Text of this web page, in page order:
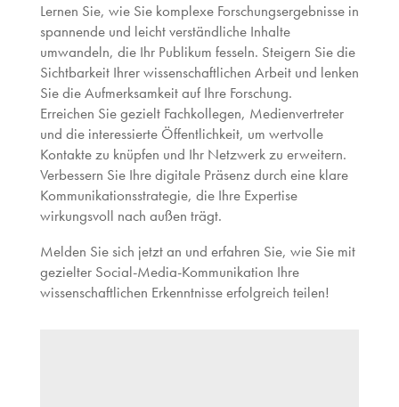
Lernen Sie, wie Sie komplexe Forschungsergebnisse in
spannende und leicht verständliche Inhalte
umwandeln, die Ihr Publikum fesseln. Steigern Sie die
Sichtbarkeit Ihrer wissenschaftlichen Arbeit und lenken
Sie die Aufmerksamkeit auf Ihre Forschung.
Erreichen Sie gezielt Fachkollegen, Medienvertreter
und die interessierte Öffentlichkeit, um wertvolle
Kontakte zu knüpfen und Ihr Netzwerk zu erweitern.
Verbessern Sie Ihre digitale Präsenz durch eine klare
Kommunikationsstrategie, die Ihre Expertise
wirkungsvoll nach außen trägt.
Melden Sie sich jetzt an und erfahren Sie, wie Sie mit
gezielter Social-Media-Kommunikation Ihre
wissenschaftlichen Erkenntnisse erfolgreich teilen!